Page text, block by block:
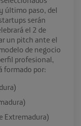
último paso, del
serán
el 2 de
un pitch ante el
de negocio
profesional,
formado por:
Extremadura)